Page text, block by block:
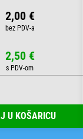
2,00 €
2,50 €
U KOŠARICU